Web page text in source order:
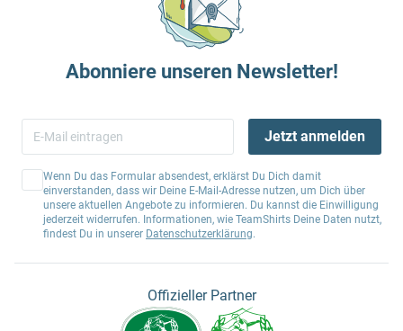
Abonniere unseren Newsletter!
Jetzt anmelden
Wenn Du das Formular absendest, erklärst Du Dich damit
einverstanden, dass wir Deine E-Mail-Adresse nutzen, um Dich über
unsere aktuellen Angebote zu informieren. Du kannst die Einwilligung
jederzeit widerrufen. Informationen, wie TeamShirts Deine Daten nutzt,
findest Du in unserer Datenschutzerklärung.
Offizieller Partner